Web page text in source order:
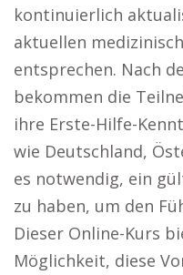
kontinuierlich
aktuellen
entsprechen. Nach
bekommen die
ihre Erste-Hilfe-
wie Deutschland,
es notwendig, ein
zu haben, um den
Dieser Online-Kurs
Möglichkeit, diese